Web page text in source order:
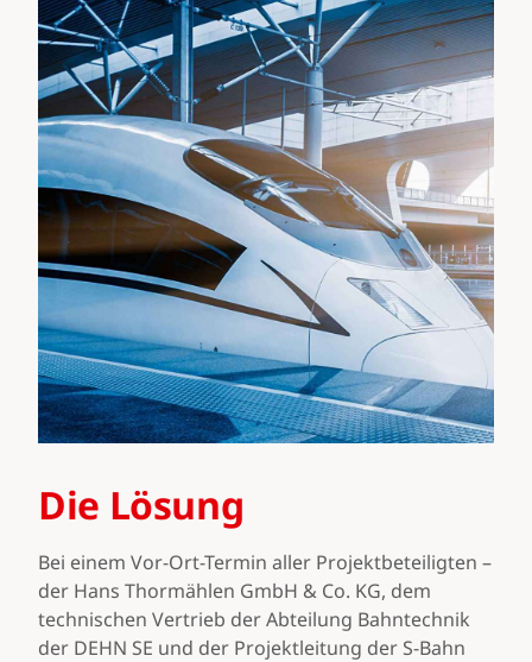
Die Lösung
Bei einem Vor-Ort-Termin aller Projektbeteiligten –
der Hans Thormählen GmbH & Co. KG, dem
technischen Vertrieb der Abteilung Bahntechnik
der DEHN SE und der Projektleitung der S-Bahn